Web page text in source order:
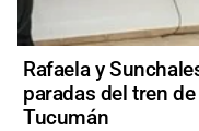
Rafaela y
paradas del tren
Tucumán